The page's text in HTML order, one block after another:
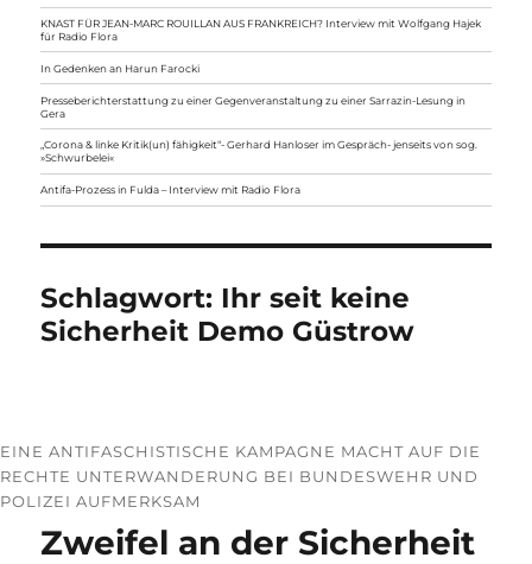
KNAST FÜR JEAN-MARC ROUILLAN AUS FRANKREICH? Interview mit Wolfgang Hajek
für Radio Flora
In Gedenken an Harun Farocki
Presseberichterstattung zu einer Gegenveranstaltung zu einer Sarrazin-Lesung in
Gera
„Corona & linke Kritik(un) fähigkeit“- Gerhard Hanloser im Gespräch- jenseits von sog.
»Schwurbelei«
Antifa-Prozess in Fulda – Interview mit Radio Flora
Schlagwort: Ihr seit keine
Sicherheit Demo Güstrow
EINE ANTIFASCHISTISCHE KAMPAGNE MACHT AUF DIE
RECHTE UNTERWANDERUNG BEI BUNDESWEHR UND
POLIZEI AUFMERKSAM
Zweifel an der Sicherheit